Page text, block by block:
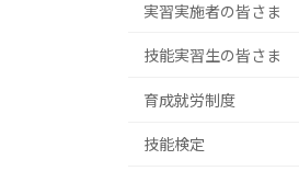
実習実施者の皆さま
技能実習生の皆さま
育成就労制度
技能検定